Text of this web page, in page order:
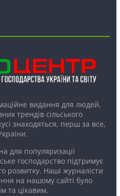
видання для людей,
трендів сільського
знаходяться, перш за все,
для популяризації
господарство підтримує
розвитку. Наші журналісти
на нашому сайті було
та цікавим.